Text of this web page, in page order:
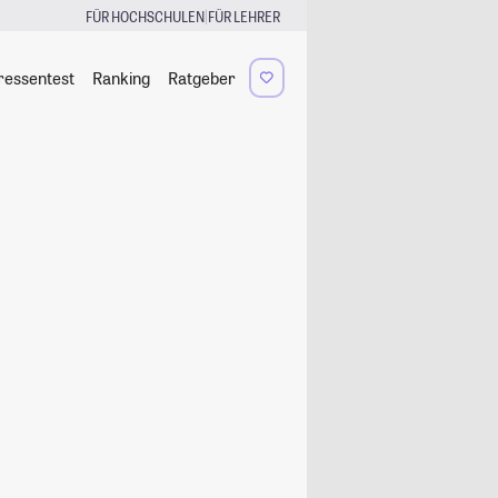
FÜR HOCHSCHULEN|FÜR LEHRER
Ranking Ratgeber